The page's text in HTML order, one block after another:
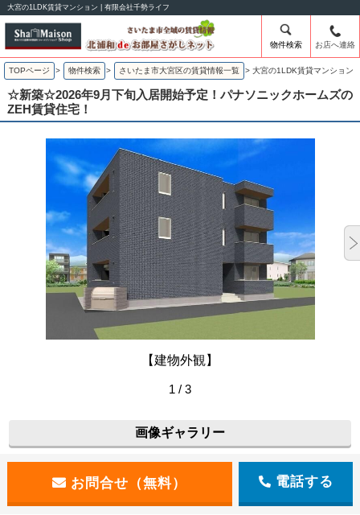
大宮の1LDK賃貸マンション | 有限会社千勢ライフ
物件検索 お店へ連絡
TOPページ > 物件検索 > さいたま市大宮区の賃貸情報一覧 > 大宮の1LDK賃貸マンション
☆新築☆2026年9月下旬入居開始予定！パナソニックホームズの
ZEH賃貸住宅！
【建物外観】
1 / 3
画像ギャラリー
電話する